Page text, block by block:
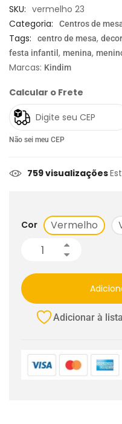
SKU: vermelho 23
Categoria:
Centros de
Tags: centro de mesa,
festa infantil , menina,
Marcas: Kindim
Calcular o Frete
Não sei meu CEP
759 visualizações
Cor Vermelho
Adicionar à